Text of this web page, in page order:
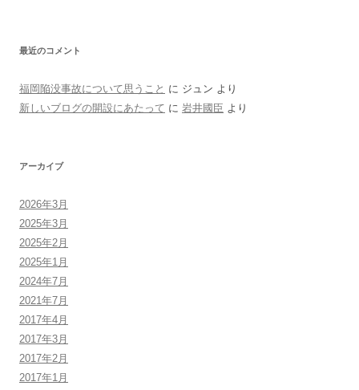
最近のコメント
福岡陥没事故について思うこと に ジュン より
新しいブログの開設にあたって に 岩井國臣 より
アーカイブ
2026年3月
2025年3月
2025年2月
2025年1月
2024年7月
2021年7月
2017年4月
2017年3月
2017年2月
2017年1月